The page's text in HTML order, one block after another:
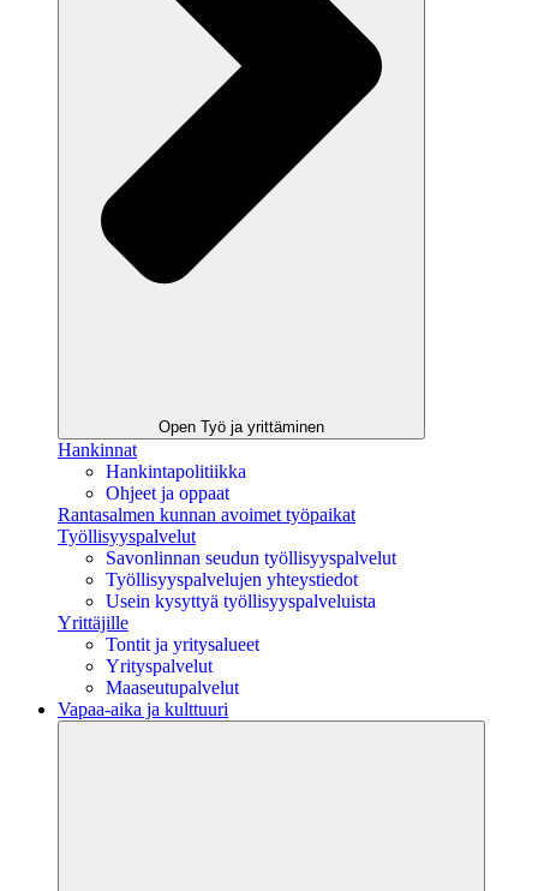
Open Työ ja yrittäminen
Hankinnat
Hankintapolitiikka
Ohjeet ja oppaat
Rantasalmen kunnan avoimet työpaikat
Työllisyyspalvelut
Savonlinnan seudun työllisyyspalvelut
Työllisyyspalvelujen yhteystiedot
Usein kysyttyä työllisyyspalveluista
Yrittäjille
Tontit ja yritysalueet
Yrityspalvelut
Maaseutupalvelut
Vapaa-aika ja kulttuuri